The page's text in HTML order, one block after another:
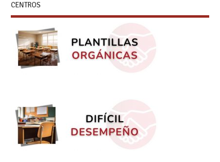
CENTROS